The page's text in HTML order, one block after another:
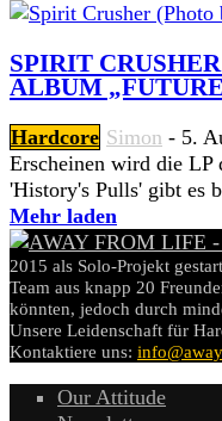
SPIRIT
ALBUM
Hardcore Simon - 5.
Erscheinen wird die LP
'History's Pulls' gibt es
Mehr laden
2015 als Solo-Projekt
Team aus knapp 20
könnten, jedoch durch
Unsere Leidenschaft für
Kontaktiere uns:
Our Attitude